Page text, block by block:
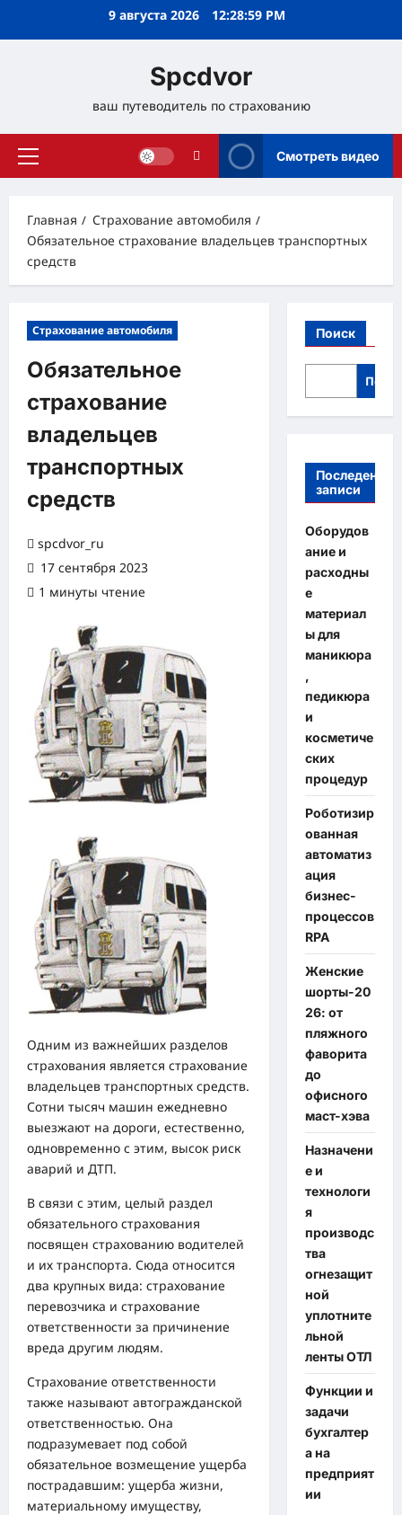
9 августа 2026 12:29:00 PM
Spcdvor
ваш путеводитель по страхованию
Основное
Смотреть видео
Главная
Страхование автомобиля
Обязательное страхование владельцев транспортных
средств
Страхование автомобиля
Обязательное
страхование
владельцев
транспортных
средств
spcdvor_ru
17 сентября 2023
1 минуты чтение
Одним из важнейших разделов
страхования является страхование
владельцев транспортных средств.
Сотни тысяч машин ежедневно
выезжают на дороги, естественно,
одновременно с этим, высок риск
аварий и ДТП.
В связи с этим, целый раздел
обязательного страхования
посвящен страхованию водителей
и их транспорта. Сюда относится
два крупных вида: страхование
перевозчика и страхование
ответственности за причинение
вреда другим людям.
Страхование ответственности
также называют автогражданской
ответственностью. Она
подразумевает под собой
обязательное возмещение ущерба
пострадавшим: ущерба жизни,
материальному имуществу,
Поиск
Поиск
Последение
записи
Оборудов
ание и
расходны
е
материал
ы для
маникюра
,
педикюра
и
косметиче
ских
процедур
Роботизир
ованная
автоматиз
ация
бизнес-
процессов
RPA
Женские
шорты-20
26: от
пляжного
фаворита
до
офисного
маст-хэва
Назначени
е и
технологи
я
производс
тва
огнезащит
ной
уплотните
льной
ленты ОТЛ
Функции и
задачи
бухгалтер
а на
предприят
ии